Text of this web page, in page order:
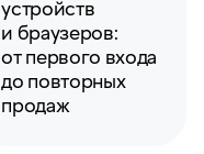
устройств
и браузеров:
от первого входа
до повторных
продаж